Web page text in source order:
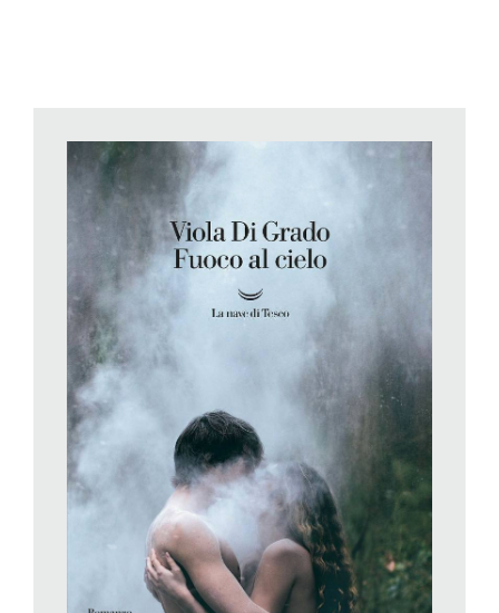
questo ha incontrato il tema della radioattività. Su una rivista
americana ho letto una storia che mi ha colpito: una donna che
nel luogo più radioattivo del pianeta, nei pressi di una centrale
nucleare, trova un bambino che non ha i genitali, non ha
l’ombelico: è un essere. Decide di adottarlo, senza porsi delle
domande, senza la necessità di catalogarlo. Penso che una
delle mostruosità di questo tempo sia l’ossessione di
catalogare tutto. Il miracolo di Alëšen’ka è che nasce dalla
radioattività, dal veleno: è il miracolo di ciò che sorge dalla
distruzione.
Tu scrivi: «parlare è sempre meglio del silenzio e del
rumore del vento sui vetri». Nella lotta straziante in cui si
trasforma l’amore tra Tamara e Vladimir accade che non
smettono mai di cercare di parlare. Se fosse una
proporzione matematica, come porresti l’amore alle
Naturalmente da scrittrice mi pongo di continuo e
ossessivamente il problema del significato delle parole e non in